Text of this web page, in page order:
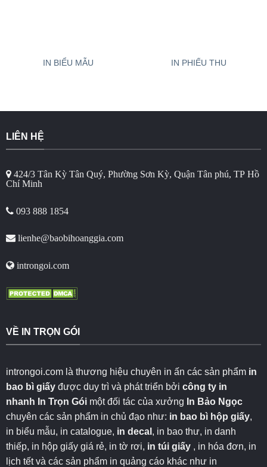
IN BIỂU MẪU IN PHIẾU THU
LIÊN HỆ
424/3 Tân Kỳ Tân Quý, Phường Sơn Kỳ, Quận Tân phú, TP Hồ
Chí Minh
093 888 1854
lienhe@baobihoanggia.com
introngoi.com
VỀ IN TRỌN GÓI
introngoi.com là thương hiệu chuyên in ấn các sản phẩm in
bao bì giấyđược duy trì và phát triển bởi công ty in
nhanh In Trọn Góimột đối tác của xưởng In Bảo Ngọc
chuyên các sản phẩm in chủ đạo như: in bao bì hộp giấy,
in biểu mẫu, in catalogue, in decal , in bao thư, in danh
thiếp, in hộp giấy giá rẻ, in tờ rơi, in túi giấy, in hóa đơn, in
lịch tết và các sản phẩm in quảng cáo khác như in